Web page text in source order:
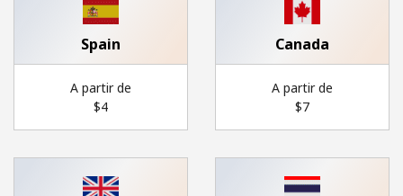
Inicia sesión o REGÍSTRATE →
Spain
A partir de
⁦$4⁩
Canada
A partir de
⁦$7⁩